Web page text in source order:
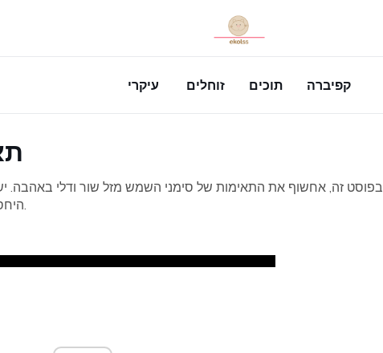
עיקרי זוחלים תוכים קפיברה
בפוסט זה, אחשוף את התאימות של סימני השמש מזל שור ודלי באהבה. יש
היחסים שלהם לעבוד למרות ההבדלים ביניהם.